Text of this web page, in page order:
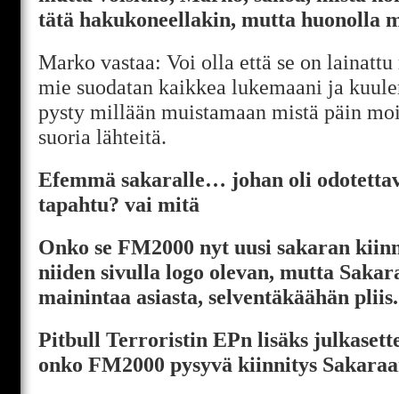
tätä hakukoneellakin, mutta huonolla
Marko vastaa: Voi olla että se on lainattu
mie suodatan kaikkea lukemaani ja
pysty millään muistamaan mistä päin
suoria lähteitä.
Efemmä sakaralle… johan oli
tapahtu? vai mitä
Onko se FM2000 nyt uusi sakaran
niiden sivulla logo olevan, mutta
mainintaa asiasta, selventäkäähän pliis.
Pitbull Terroristin EPn lisäks
onko FM2000 pysyvä kiinnitys